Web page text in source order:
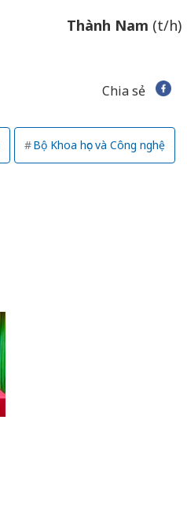
Thành Nam (t/h)
Chia sẻ
Bộ Khoa học và Công nghệ